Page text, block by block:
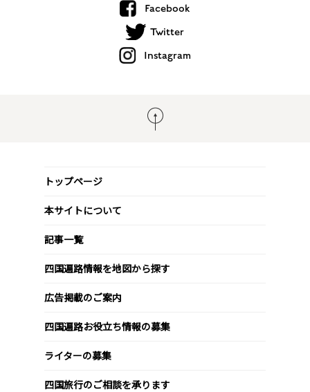
Facebook
Twitter
Instagram
トップページ
本サイトについて
記事一覧
四国遍路情報を地図から探す
広告掲載のご案内
四国遍路お役立ち情報の募集
ライターの募集
四国旅行のご相談を承ります